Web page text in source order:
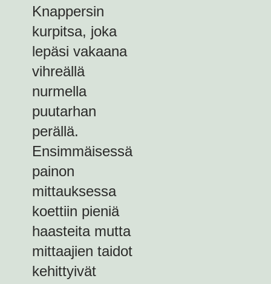
Knappersin
kurpitsa, joka
lepäsi vakaana
vihreällä
nurmella
puutarhan
perällä.
Ensimmäisessä
painon
mittauksessa
koettiin pieniä
haasteita mutta
mittaajien taidot
kehittyivät